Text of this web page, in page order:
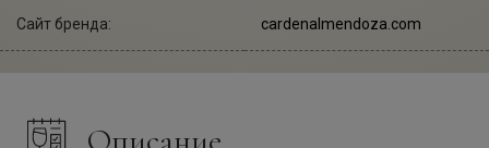
Сайт бренда: cardenalmendoza.com